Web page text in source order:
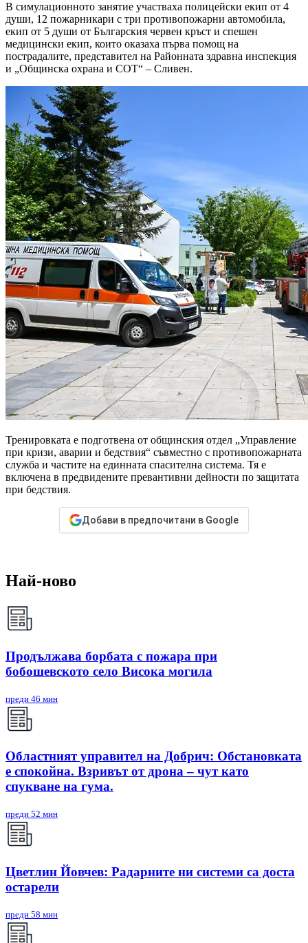
В симулационното занятие участваха полицейски екип от 4
души, 12 пожарникари с три противопожарни автомобила,
екип от 5 души от Българския червен кръст и спешен
медицински екип, които оказаха първа помощ на
пострадалите, представител на Районната здравна инспекция
и „Общинска охрана и СОТ“ – Сливен.
Тренировката е подготвена от общинския отдел „Управление
при кризи, аварии и бедствия“ съвместно с противопожарната
служба и частите на единната спасителна система. Тя е
включена в предвидените превантивни дейности по защитата
при бедствия.
Добави в предпочитани в Google
Най-ново
Продължава борбата с пожара при
бобошевското село Висока могила
преди 46 мин
Областният управител на Добрич: Обстановката
е спокойна. Взривът от дрона – чут като
спукване на гума.
преди 52 мин
Цветлин Йовчев: Радарните ни системи са доста
остарели
преди 58 мин